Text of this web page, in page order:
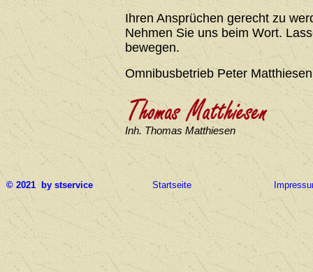
Ihren Ansprüchen gerecht zu
Nehmen Sie uns beim Wort.
bewegen.
Omnibusbetrieb Peter Matthiesen
Inh. Thomas Matthiesen
© 2021 by stservice Startseite